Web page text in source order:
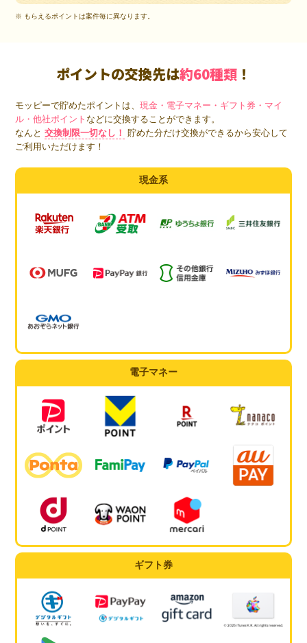
※ もらえるポイントは案件毎に異なります。
ポイントの交換先は約60種類 ！
モッピーで貯めたポイントは、現金・電子マネー・ギフト券・マイ
ル・他社ポイントなどに交換することができます。
なんと 交換制限一切なし！
貯めた分だけ交換ができるから安心して
ご利用いただけます！
現金系
電子マネー
ギフト券